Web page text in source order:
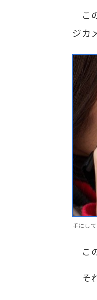
こ
ジカ
手にし
こ
そ